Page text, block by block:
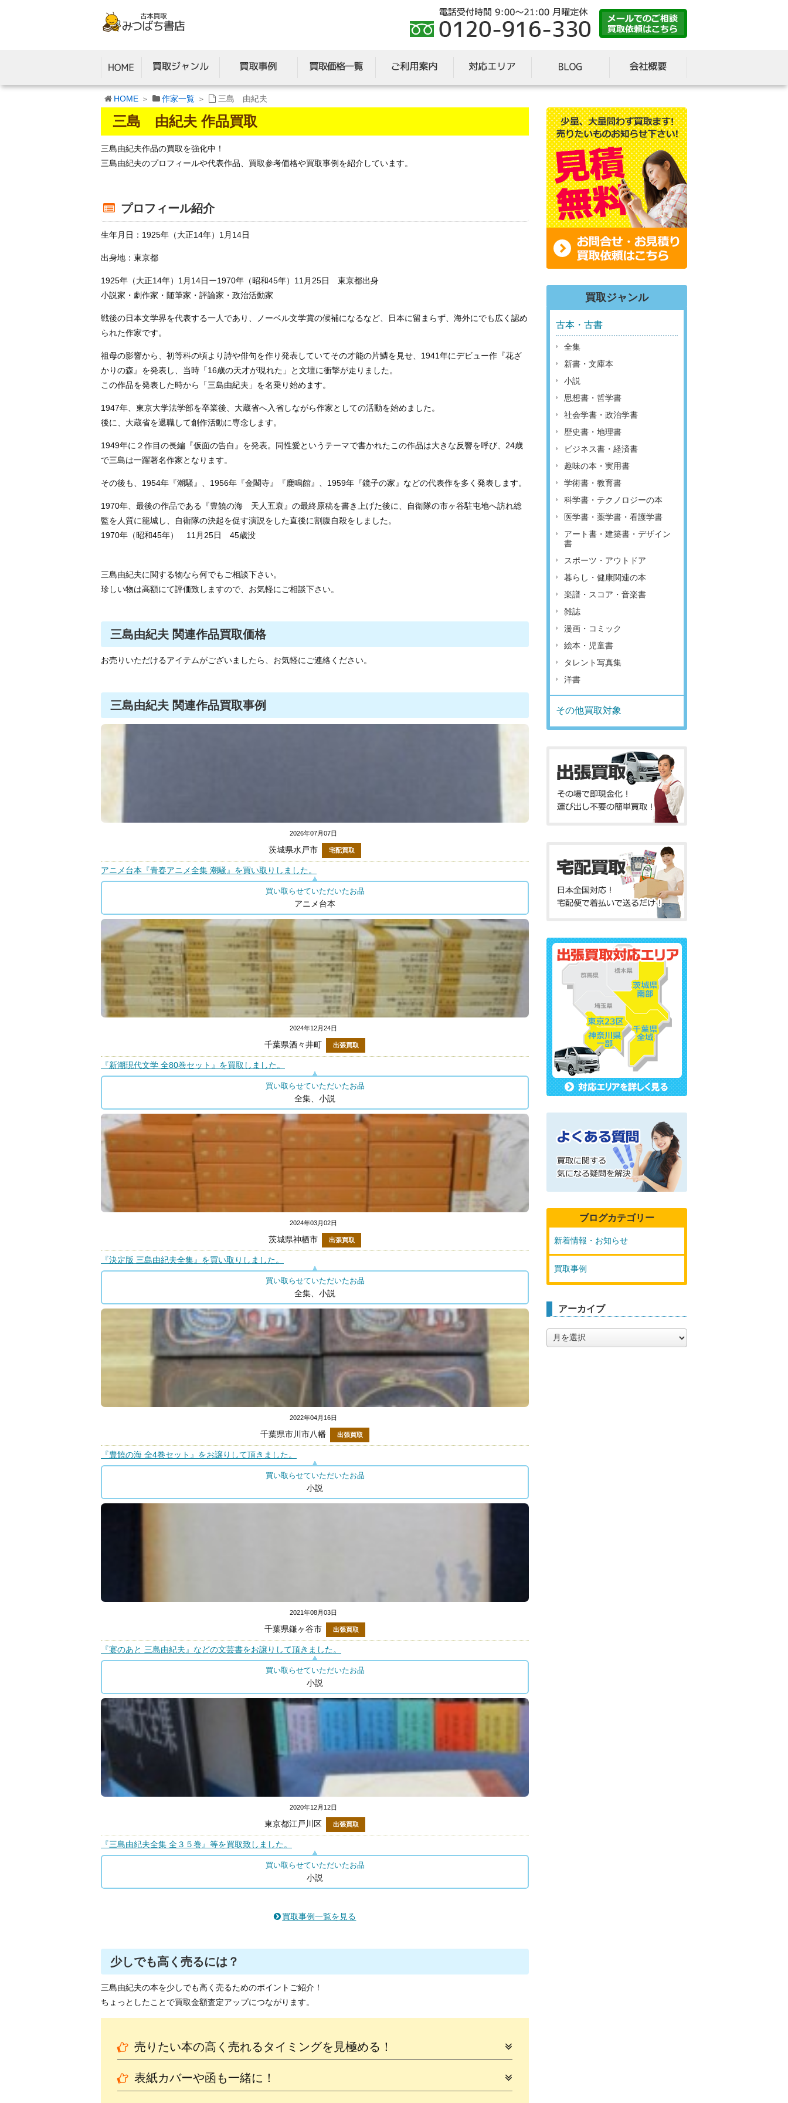
HOME 作家一覧 三島 由紀夫
三島 由紀夫 作品買取
三島由紀夫作品の買取を強化中！
三島由紀夫のプロフィールや代表作品、買取参考価格や買取事例を紹介しています。
プロフィール紹介
生年月日：1925年（大正14年）1月14日
出身地：東京都
1925年（大正14年）1月14日ー1970年（昭和45年）11月25日 東京都出身
小説家・劇作家・随筆家・評論家・政治活動家
戦後の日本文学界を代表する一人であり、ノーベル文学賞の候補になるなど、日本に留まらず、海外にでも広く認め
られた作家です。
祖母の影響から、初等科の頃より詩や俳句を作り発表していてその才能の片鱗を見せ、1941年にデビュー作『花ざ
かりの森』を発表し、当時「16歳の天才が現れた」と文壇に衝撃が走りました。
この作品を発表した時から「三島由紀夫」を名乗り始めます。
1947年、東京大学法学部を卒業後、大蔵省へ入省しながら作家としての活動を始めました。
後に、大蔵省を退職して創作活動に専念します。
1949年に２作目の長編『仮面の告白』を発表。同性愛というテーマで書かれたこの作品は大きな反響を呼び、24歳
で三島は一躍著名作家となります。
その後も、1954年『潮騒』、1956年『金閣寺』『鹿鳴館』、1959年『鏡子の家』などの代表作を多く発表します。
1970年、最後の作品である『豊饒の海 天人五衰』の最終原稿を書き上げた後に、自衛隊の市ヶ谷駐屯地へ訪れ総
監を人質に籠城し、自衛隊の決起を促す演説をした直後に割腹自殺をしました。
1970年（昭和45年） 11月25日 45歳没
三島由紀夫に関する物なら何でもご相談下さい。
珍しい物は高額にて評価致しますので、お気軽にご相談下さい。
三島由紀夫 関連作品買取価格
お売りいただけるアイテムがございましたら、お気軽にご連絡ください。
三島由紀夫 関連作品買取事例
2026年07月07日
茨城県水戸市 宅配買取
アニメ台本『青春アニメ全集 潮騒』を買い取りしました。
買い取らせていただいたお品
アニメ台本
2024年12月24日
千葉県酒々井町 出張買取
『新潮現代文学 全80巻セット』を買取しました。
買い取らせていただいたお品
全集、小説
2024年03月02日
茨城県神栖市 出張買取
『決定版 三島由紀夫全集』を買い取りしました。
買い取らせていただいたお品
全集、小説
2022年04月16日
千葉県市川市八幡 出張買取
『豊饒の海 全4巻セット』をお譲りして頂きました。
買い取らせていただいたお品
小説
2021年08月03日
千葉県鎌ヶ谷市 出張買取
『宴のあと 三島由紀夫』などの文芸書をお譲りして頂きました。
買い取らせていただいたお品
小説
2020年12月12日
東京都江戸川区 出張買取
『三島由紀夫全集 全３５巻』等を買取致しました。
買い取らせていただいたお品
小説
買取事例一覧を見る
少しでも高く売るには？
三島由紀夫の本を少しでも高く売るためのポイントご紹介！
ちょっとしたことで買取金額査定アップにつながります。
売りたい本の高く売れるタイミングを見極める！
表紙カバーや函も一緒に！
買取ジャンル
古本・古書
全集
新書・文庫本
小説
思想書・哲学書
社会学書・政治学書
歴史書・地理書
ビジネス書・経済書
趣味の本・実用書
学術書・教育書
科学書・テクノロジーの本
医学書・薬学書・看護学書
アート書・建築書・デザイン
書
スポーツ・アウトドア
暮らし・健康関連の本
楽譜・スコア・音楽書
雑誌
漫画・コミック
絵本・児童書
タレント写真集
洋書
その他買取対象
ブログカテゴリー
新着情報・お知らせ
買取事例
アーカイブ
ー